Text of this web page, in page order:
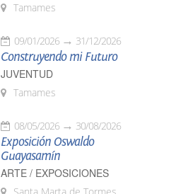
Tamames
09/01/2026 31/12/2026
Construyendo mi Futuro
JUVENTUD
Tamames
08/05/2026 30/08/2026
Exposición Oswaldo
Guayasamín
ARTE / EXPOSICIONES